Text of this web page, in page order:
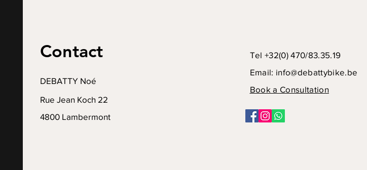
Contact
DEBATTY Noé
Rue Jean Koch 22
4800 Lambermont
Tel +32(0) 470/83.35.19
Email: info@debattybike.be
Book a Consultation